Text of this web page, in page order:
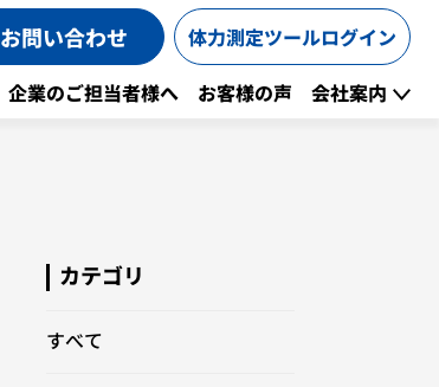
お問い合わせ
体力測定ツールログイン
企業のご担当者様へ お客様の声 会社案内
カテゴリ
すべて